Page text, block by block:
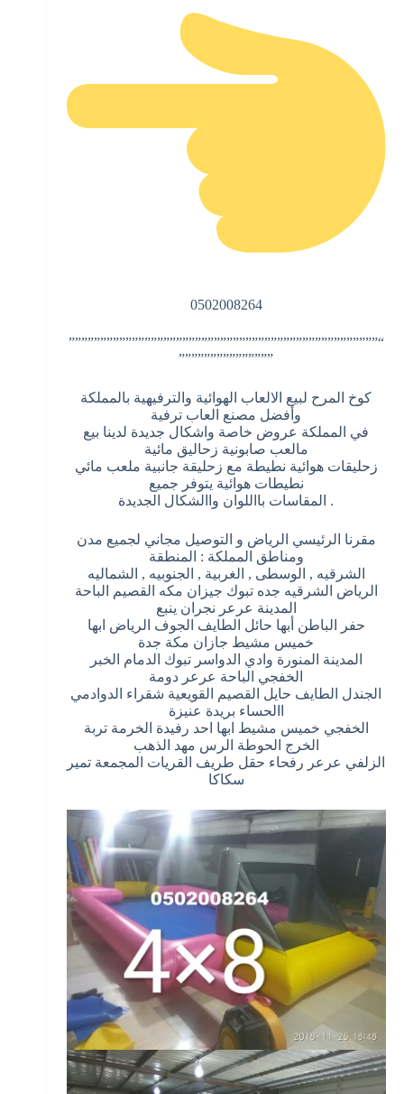
0502008264
“”””””””””””””””””””””””””””””””””””””””””””””””””
”””””””””””””””
كوخ المرح لبيع الالعاب الهوائية والترفيهية بالمملكة
وأفضل مصنع العاب ترفية
في المملكة عروض خاصة واشكال جديدة لدينا بيع
مالعب صابونية زحاليق مائية
زحليقات هوائية نطيطة مع زحليقة جانبية ملعب مائي
نطيطات هوائية يتوفر جميع
. المقاسات بااللوان واالشكال الجديدة
مقرنا الرئيسي الرياض و التوصيل مجاني لجميع مدن
ومناطق المملكة : المنطقة
الشرقيه , الوسطى , الغربية , الجنوبيه , الشماليه
الرياض الشرقيه جده تبوك جيزان مكه القصيم الباحة
المدينة عرعر نجران ينبع
حفر الباطن أبها حائل الطايف الجوف الرياض ابها
خميس مشيط جازان مكة جدة
المدينة المنورة وادي الدواسر تبوك الدمام الخبر
الخفجي الباحة عرعر دومة
الجندل الطايف حايل القصيم القويعية شقراء الدوادمي
االحساء بريدة عنيزة
الخفجي خميس مشيط ابها احد رفيدة الخرمة تربة
الخرج الحوطة الرس مهد الذهب
الزلفي عرعر رفحاء حقل طريف القريات المجمعة تمير
سكاكا